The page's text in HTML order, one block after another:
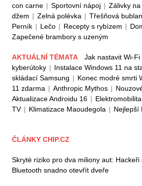
con carne | Sportovní nápoj | Zálivky
džem | Zelná polévka | Třešňová
Perník | Lečo | Recepty s rybízem |
Zapečené brambory s uzeným
AKTUÁLNÍ TÉMATA Jak nastavit Wi-Fi
kyberútoky | Instalace Windows 11 na
skládací Samsung | Konec modré smrti
11 zdarma | Anthropic Mythos |
Aktualizace Androidu 16 | Elektromobilita
TV | Klimatizace Maoudegola | Nejlepší
ČLÁNKY CHIP.CZ
Skryté riziko pro dva miliony aut: Hackeři
Bluetooth snadno otevřít dveře